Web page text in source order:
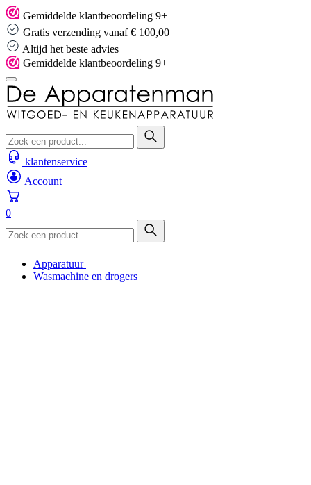
Skip
to
content
Gemiddelde klantbeoordeling 9+
Gratis verzending vanaf € 100,00
Altijd het beste advies
Gemiddelde klantbeoordeling 9+
klantenservice
Account
0
Apparatuur
Wasmachine en drogers